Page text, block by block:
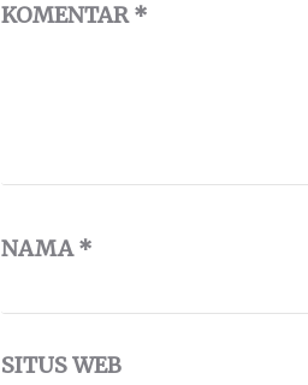
KOMENTAR*
NAMA*
SITUS WEB